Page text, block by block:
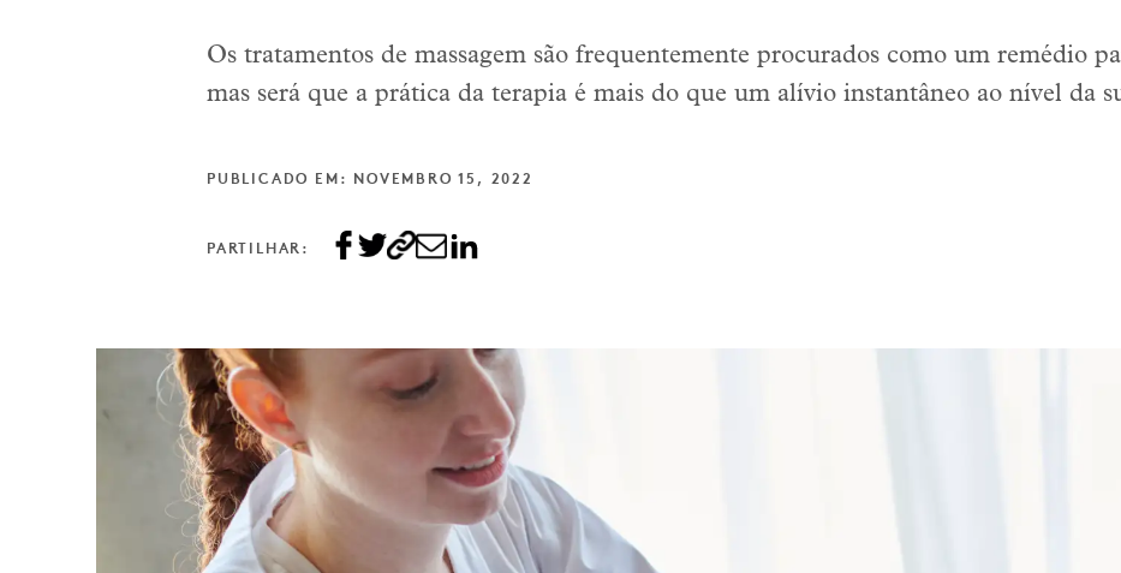
Os tratamentos de massagem são frequentemente procurados como um remédio
mas será que a prática da terapia é mais do que um alívio instantâneo ao nível da
PUBLICADO EM: NOVEMBRO 15, 2022
PARTILHAR: